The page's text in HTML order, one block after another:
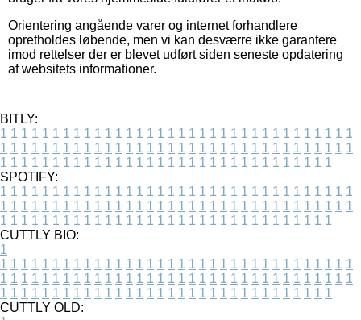
Orientering angående varer og internet forhandlere
opretholdes løbende, men vi kan desværre ikke garantere
imod rettelser der er blevet udført siden seneste opdatering
af websitets informationer.
BITLY:
1 1 1 1 1 1 1 1 1 1 1 1 1 1 1 1 1 1 1 1 1 1 1 1 1 1 1 1 1 1 1 1 1 1
1 1 1 1 1 1 1 1 1 1 1 1 1 1 1 1 1 1 1 1 1 1 1 1 1 1 1 1 1 1 1 1 1 1
1 1 1 1 1 1 1 1 1 1 1 1 1 1 1 1 1 1 1 1 1 1 1 1 1 1 1 1 1 1 1 1
SPOTIFY:
1 1 1 1 1 1 1 1 1 1 1 1 1 1 1 1 1 1 1 1 1 1 1 1 1 1 1 1 1 1 1 1 1 1
1 1 1 1 1 1 1 1 1 1 1 1 1 1 1 1 1 1 1 1 1 1 1 1 1 1 1 1 1 1 1 1 1 1
1 1 1 1 1 1 1 1 1 1 1 1 1 1 1 1 1 1 1 1 1 1 1 1 1 1 1 1 1 1 1 1
CUTTLY BIO:
1
1 1 1 1 1 1 1 1 1 1 1 1 1 1 1 1 1 1 1 1 1 1 1 1 1 1 1 1 1 1 1 1 1 1
1 1 1 1 1 1 1 1 1 1 1 1 1 1 1 1 1 1 1 1 1 1 1 1 1 1 1 1 1 1 1 1 1 1
1 1 1 1 1 1 1 1 1 1 1 1 1 1 1 1 1 1 1 1 1 1 1 1 1 1 1 1 1 1 1 1
CUTTLY OLD: